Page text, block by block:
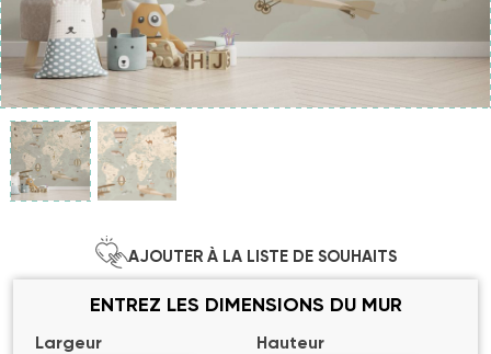
AJOUTER À LA LISTE DE SOUHAITS
ENTREZ LES DIMENSIONS DU MUR
Largeur Hauteur